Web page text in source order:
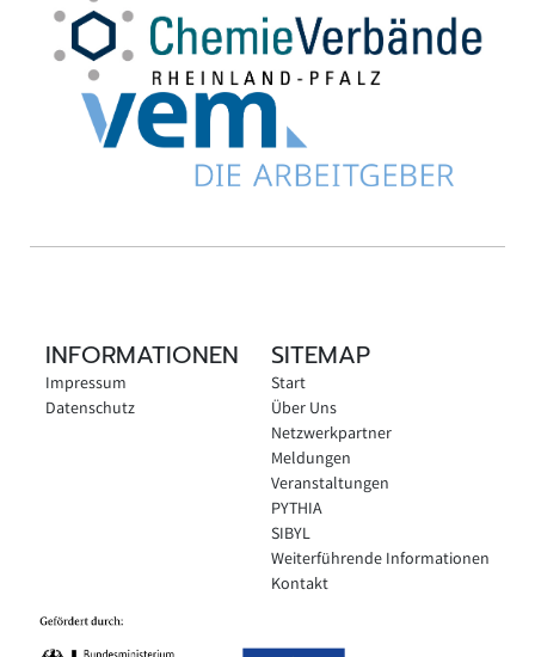
INFORMATIONEN
Impressum
Datenschutz
SITEMAP
Start
Über Uns
Netzwerkpartner
Meldungen
Veranstaltungen
PYTHIA
SIBYL
Weiterführende Informationen
Kontakt